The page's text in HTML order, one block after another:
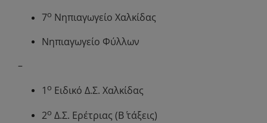
7ο Νηπιαγωγείο Χαλκίδας
Νηπιαγωγείο Φύλλων
–
1ο Ειδικό Δ.Σ. Χαλκίδας
2ο Δ.Σ. Ερέτριας (Β΄ τάξεις)